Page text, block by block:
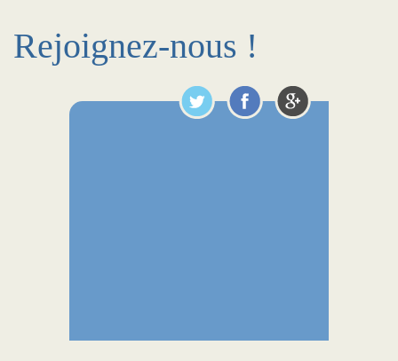
Rejoignez-nous !